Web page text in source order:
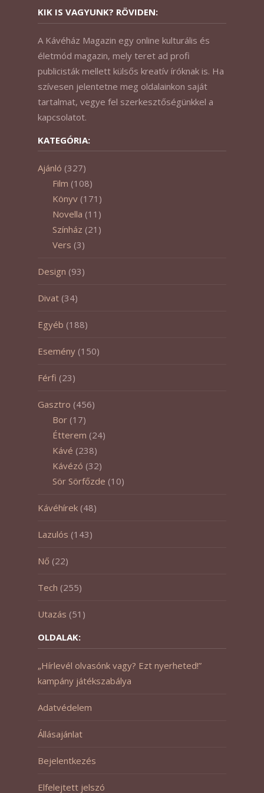
KIK IS VAGYUNK? RÖVIDEN:
A Kávéház Magazin egy online kulturális és
életmód magazin, mely teret ad profi
publicisták mellett külsős kreatív íróknak is. Ha
szívesen jelentetne meg oldalainkon saját
tartalmat, vegye fel szerkesztőségünkkel a
kapcsolatot.
KATEGÓRIA:
Ajánló (327)
Film (108)
Könyv (171)
Novella (11)
Színház (21)
Vers (3)
Design (93)
Divat (34)
Egyéb (188)
Esemény (150)
Férfi (23)
Gasztro (456)
Bor (17)
Étterem (24)
Kávé (238)
Kávézó (32)
Sör Sörfőzde (10)
Kávéhírek (48)
Lazulós (143)
Nő (22)
Tech (255)
Utazás (51)
OLDALAK:
„Hírlevél olvasónk vagy? Ezt nyerheted!”
kampány játékszabálya
Adatvédelem
Állásajánlat
Bejelentkezés
Elfelejtett jelszó